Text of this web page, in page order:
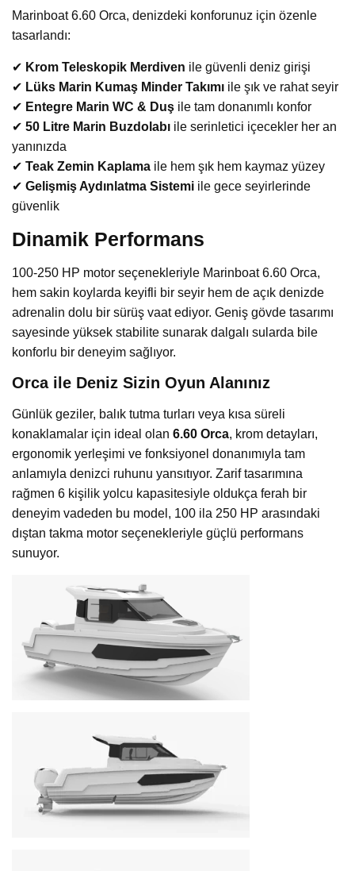
Marinboat 6.60 Orca, denizdeki konforunuz için özenle
tasarlandı:
✔ Krom Teleskopik Merdiven ile güvenli deniz girişi
✔ Lüks Marin Kumaş Minder Takımı ile şık ve rahat seyir
✔ Entegre Marin WC & Duş ile tam donanımlı konfor
✔ 50 Litre Marin Buzdolabı ile serinletici içecekler her an
yanınızda
✔ Teak Zemin Kaplama ile hem şık hem kaymaz yüzey
✔ Gelişmiş Aydınlatma Sistemi ile gece seyirlerinde
güvenlik
Dinamik Performans
100-250 HP motor seçenekleriyle Marinboat 6.60 Orca,
hem sakin koylarda keyifli bir seyir hem de açık denizde
adrenalin dolu bir sürüş vaat ediyor. Geniş gövde tasarımı
sayesinde yüksek stabilite sunarak dalgalı sularda bile
konforlu bir deneyim sağlıyor.
Orca ile Deniz Sizin Oyun Alanınız
Günlük geziler, balık tutma turları veya kısa süreli
konaklamalar için ideal olan 6.60 Orca, krom detayları,
ergonomik yerleşimi ve fonksiyonel donanımıyla tam
anlamıyla denizci ruhunu yansıtıyor. Zarif tasarımına
rağmen 6 kişilik yolcu kapasitesiyle oldukça ferah bir
deneyim vadeden bu model, 100 ila 250 HP arasındaki
dıştan takma motor seçenekleriyle güçlü performans
sunuyor.